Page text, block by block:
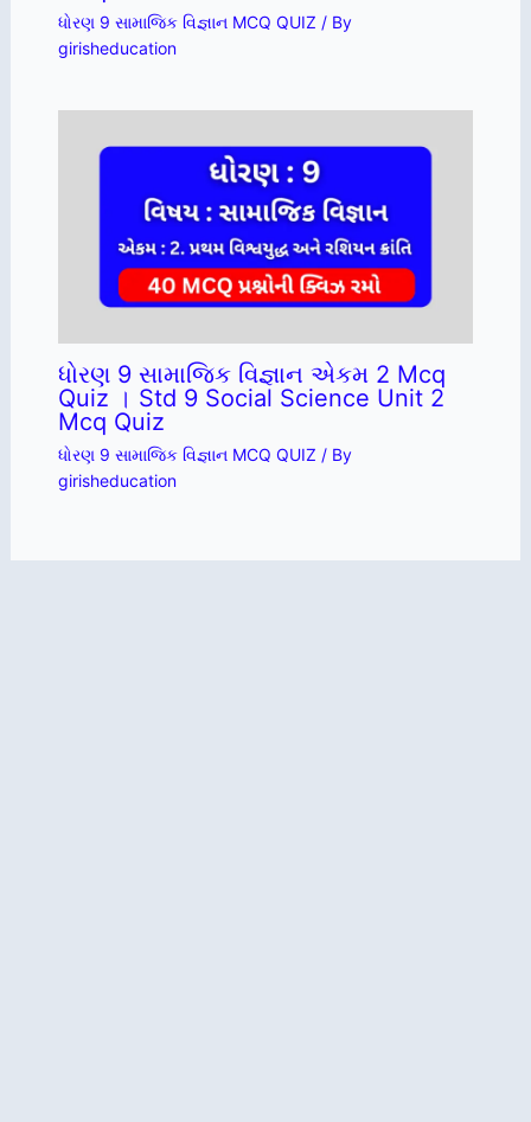
ધોરણ 9 સામાજિક વિજ્ઞાન MCQ QUIZ / By
girisheducation
ધોરણ 9 સામાજિક વિજ્ઞાન એકમ 2 Mcq
Quiz । Std 9 Social Science Unit 2
Mcq Quiz
ધોરણ 9 સામાજિક વિજ્ઞાન MCQ QUIZ / By
girisheducation